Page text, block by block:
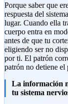
Porque saber que
respuesta del
lugar. Cuando ella
cuerpo entra en
antes de que tu
eligiendo ser no
por ti. El patrón
patrón no detiene el
La información
tu sistema